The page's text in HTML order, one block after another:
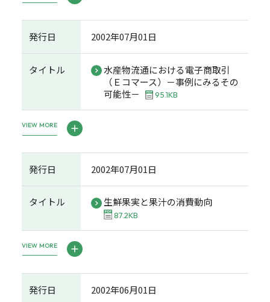
発行日 2002年07月01日
タイトル
水産物流通における電子商取引
（Ｅコマース）－事例にみるその
可能性－
95.1KB
VIEW MORE
発行日 2002年07月01日
タイトル 生鮮果実と果汁の消費動向
87.2KB
VIEW MORE
発行日 2002年06月01日